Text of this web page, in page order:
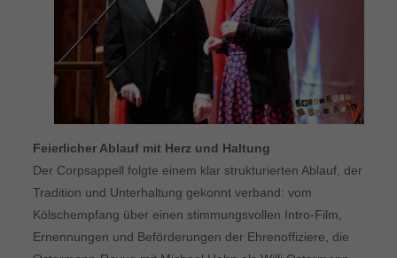
Feierlicher Ablauf mit Herz und Haltung
Der Corpsappell folgte einem klar strukturierten Ablauf, der
Tradition und Unterhaltung gekonnt verband: vom
Kölschempfang über einen stimmungsvollen Intro-Film,
Ernennungen und Beförderungen der Ehrenoffiziere, die